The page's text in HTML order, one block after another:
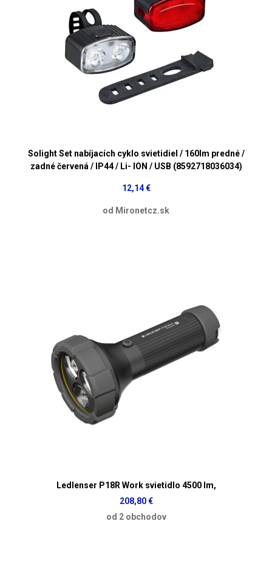
Solight Set nabíjacích cyklo svietidiel / 160lm predné /
zadné červená / IP44 / Li- ION / USB (8592718036034)
12,14 €
od Mironetcz.sk
Ledlenser P18R Work svietidlo 4500 lm,
208,80 €
od 2 obchodov